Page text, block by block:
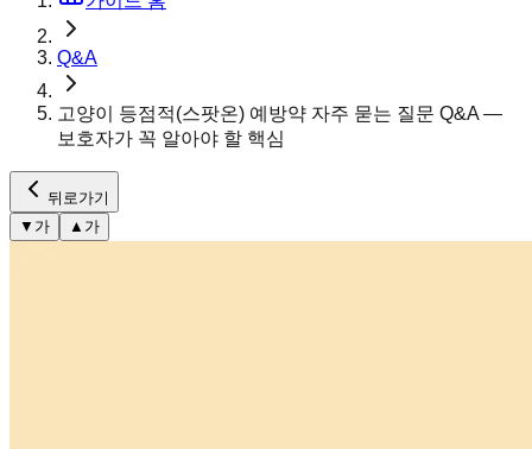
Q&A
고양이 등점적(스팟온) 예방약 자주 묻는 질문 Q&A —
보호자가 꼭 알아야 할 핵심
뒤로가기
▼ 가 ▲ 가